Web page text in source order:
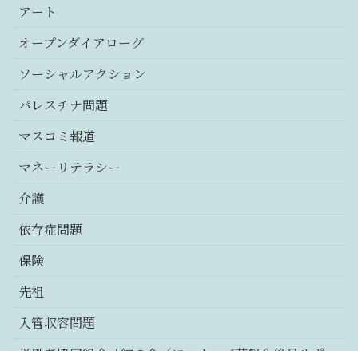
アート
オープンダイアローグ
ソーシャルアクション
パレスチナ問題
マスコミ報道
マネーリテラシー
介護
依存症問題
保険
先祖
入管収容問題